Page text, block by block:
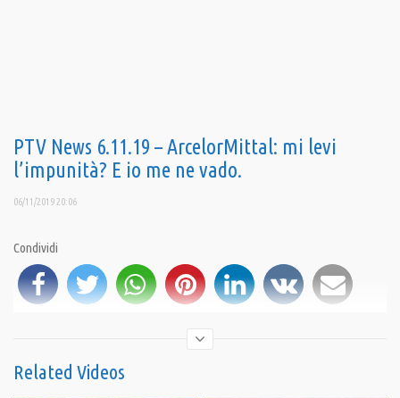
PTV News 6.11.19 – ArcelorMittal: mi levi
l’impunità? E io me ne vado.
06/11/2019 20:06
Condividi
Related Videos